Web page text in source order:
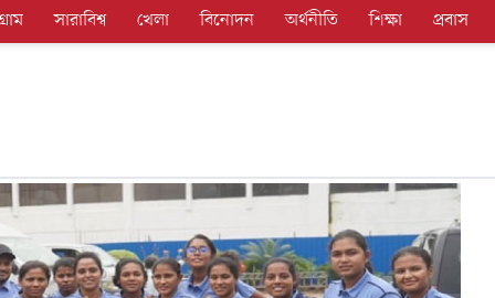
সারাবিশ্ব খেলা বিনোদন অর্থনীতি শিক্ষা প্রবাস